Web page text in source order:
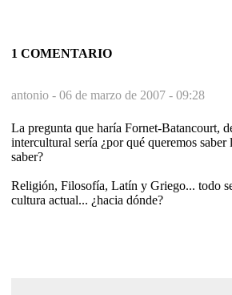
1 COMENTARIO
antonio - 06 de marzo de 2007 - 09:28
La pregunta que haría Fornet-Batancourt,
intercultural sería ¿por qué queremos saber
saber?
Religión, Filosofía, Latín y Griego... todo
cultura actual... ¿hacia dónde?